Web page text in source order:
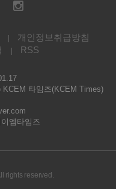
개인정보취급방침
RSS
KCEM 타임즈(KCEM Times)
엠타임즈
rights reserved.